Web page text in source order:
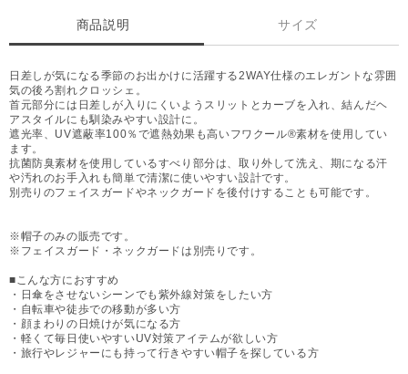
商品説明 サイズ
日差しが気になる季節のお出かけに活躍する2WAY仕様のエレガントな雰囲
気の後ろ割れクロッシェ。
首元部分には日差しが入りにくいようスリットとカーブを入れ、結んだヘ
アスタイルにも馴染みやすい設計に。
遮光率、UV遮蔽率100％で遮熱効果も高いフワクール®素材を使用してい
ます。
抗菌防臭素材を使用しているすべり部分は、取り外して洗え、期になる汗
や汚れのお手入れも簡単で清潔に使いやすい設計です。
別売りのフェイスガードやネックガードを後付けすることも可能です。
※帽子のみの販売です。
※フェイスガード・ネックガードは別売りです。
■こんな方におすすめ
・日傘をさせないシーンでも紫外線対策をしたい方
・自転車や徒歩での移動が多い方
・顔まわりの日焼けが気になる方
・軽くて毎日使いやすいUV対策アイテムが欲しい方
・旅行やレジャーにも持って行きやすい帽子を探している方